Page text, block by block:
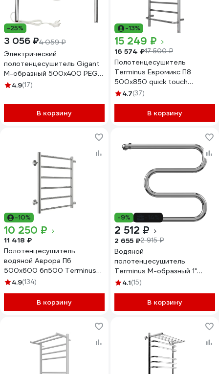
-25%
3 056 ₽4 059 ₽
Электрический
полотенцесушитель Gigant
М-образный 500x400 PEG-
04-00
4.9(17)
В корзину
-13%
15 249 ₽
16 574 ₽17 500 ₽
Полотенцесушитель
Terminus Евромикс П8
500x850 quick touch
4670078531292
4.7(37)
В корзину
-10%
10 250 ₽
11 418 ₽
Полотенцесушитель
водяной Аврора П6
500x600 бп500 Terminus
4670078529886
4.9(134)
В корзину
-9%
2 512 ₽
2 655 ₽2 915 ₽
Водяной
полотенцесушитель
Terminus М-образный 1"
500х500 4620768881145
4.1(15)
В корзину